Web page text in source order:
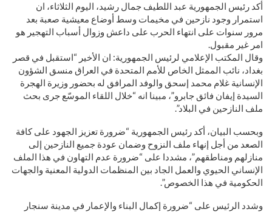
أكد رئيس الجمهورية عبد اللطيف جمال رشيد، اليوم الثلاثاء، ان
استمرار وجود نازحين في مخيمات وسط أوضاع معيشية صعبة بعد
مرور سنوات على انتهاء الحرب على داعش وزوال أسباب التهجير هو
امر غير مقبول.
وقال المكتب الإعلامي لرئيس الجمهورية: ان الأخير “استقبل في قصر
بغداد، نائب الممثل الخاص للأمم المتحدة في العراق منسق الشؤون
الإنسانية غلام محمد إسحق والوفد المرافق له بحضور وزيرة الهجرة
السيدة إيفان فائق جابرو”، مبينا انه “خلال اللقاء الموسّع جرى بحث
ملف النازحين في البلاد”.
وبحسب البيان، أكد رئيس الجمهورية “ضرورة تعزيز الجهود على كافة
الصعد من أجل إنهاء ملف النزوح وضمان عودة جميع النازحين إلى
منازلهم ومناطقهم”، مشددا على “ضرورة عدم التهاون في هذا الملف
الإنساني الحيوي والعمل الجاد بين المنظمات الدولية المعنية والجهات
الحكومية في هذا الخصوص”.
وشدد الرئيس على “ضرورة إكمال البناء والإعمار في مدينة سنجار